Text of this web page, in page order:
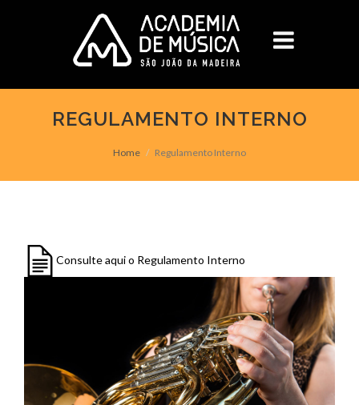
REGULAMENTO INTERNO
Home Regulamento Interno
Consulte aqui o Regulamento Interno